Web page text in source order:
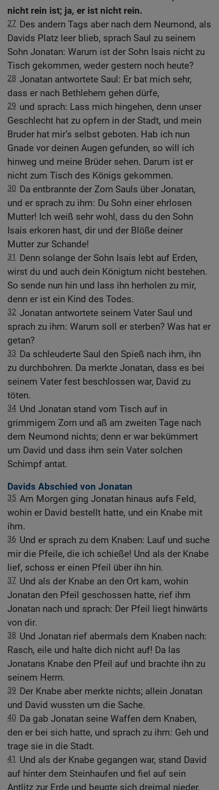
nicht rein ist; ja, er ist nicht rein.
27 Des andern Tags aber nach dem Neumond, als
Davids Platz leer blieb, sprach Saul zu seinem
Sohn Jonatan: Warum ist der Sohn Isais nicht zu
Tisch gekommen, weder gestern noch heute?
28 Jonatan antwortete Saul: Er bat mich sehr,
dass er nach Bethlehem gehen dürfe,
29 und sprach: Lass mich hingehen, denn unser
Geschlecht hat zu opfern in der Stadt, und mein
Bruder hat mir’s selbst geboten. Hab ich nun
Gnade vor deinen Augen gefunden, so will ich
hinweg und meine Brüder sehen. Darum ist er
nicht zum Tisch des Königs gekommen.
30 Da entbrannte der Zorn Sauls über Jonatan,
und er sprach zu ihm: Du Sohn einer ehrlosen
Mutter! Ich weiß sehr wohl, dass du den Sohn
Isais erkoren hast, dir und der Blöße deiner
Mutter zur Schande!
31
Denn solange der Sohn Isais lebt auf Erden,
wirst du und auch dein Königtum nicht bestehen.
So sende nun hin und lass ihn herholen zu mir,
denn er ist ein Kind des Todes.
32 Jonatan antwortete seinem Vater Saul und
sprach zu ihm: Warum soll er sterben? Was hat er
getan?
33 Da schleuderte Saul den Spieß nach ihm, ihn
zu durchbohren. Da merkte Jonatan, dass es bei
seinem Vater fest beschlossen war, David zu
töten.
34 Und Jonatan stand vom Tisch auf in
grimmigem Zorn und aß am zweiten Tage nach
dem Neumond nichts; denn er war bekümmert
um David und dass ihm sein Vater solchen
Schimpf antat.
Davids Abschied von Jonatan
35 Am Morgen ging Jonatan hinaus aufs Feld,
wohin er David bestellt hatte, und ein Knabe mit
ihm.
36 Und er sprach zu dem Knaben: Lauf und suche
mir die Pfeile, die ich schieße! Und als der Knabe
lief, schoss er einen Pfeil über ihn hin.
37 Und als der Knabe an den Ort kam, wohin
Jonatan den Pfeil geschossen hatte, rief ihm
Jonatan nach und sprach: Der Pfeil liegt hinwärts
von dir.
38 Und Jonatan rief abermals dem Knaben nach:
Rasch, eile und halte dich nicht auf! Da las
Jonatans Knabe den Pfeil auf und brachte ihn zu
seinem Herrn.
39 Der Knabe aber merkte nichts; allein Jonatan
und David wussten um die Sache.
40 Da gab Jonatan seine Waffen dem Knaben,
den er bei sich hatte, und sprach zu ihm: Geh und
trage sie in die Stadt.
41 Und als der Knabe gegangen war, stand David
auf hinter dem Steinhaufen und fiel auf sein
Antlitz zur Erde und beugte sich dreimal nieder,